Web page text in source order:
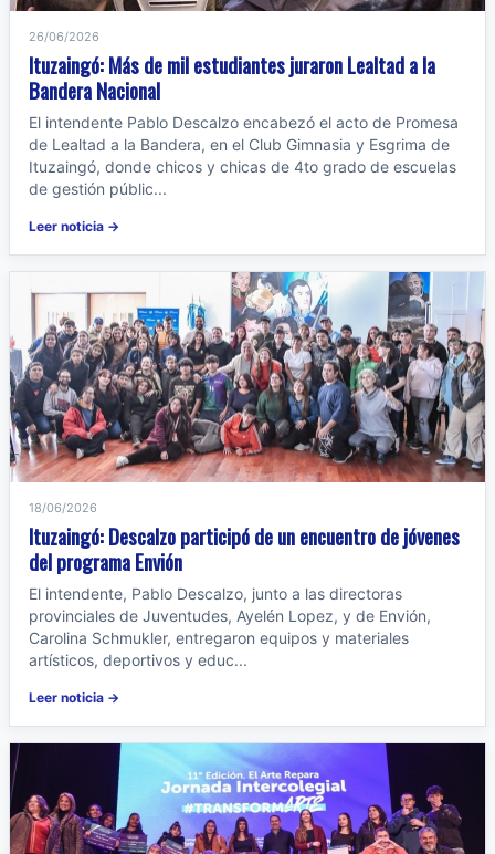
26/06/2026
Ituzaingó: Más de mil estudiantes juraron Lealtad a la
Bandera Nacional
El intendente Pablo Descalzo encabezó el acto de Promesa
de Lealtad a la Bandera, en el Club Gimnasia y Esgrima de
Ituzaingó, donde chicos y chicas de 4to grado de escuelas
de gestión públic...
Leer noticia →
18/06/2026
Ituzaingó: Descalzo participó de un encuentro de jóvenes
del programa Envión
El intendente, Pablo Descalzo, junto a las directoras
provinciales de Juventudes, Ayelén Lopez, y de Envión,
Carolina Schmukler, entregaron equipos y materiales
artísticos, deportivos y educ...
Leer noticia →